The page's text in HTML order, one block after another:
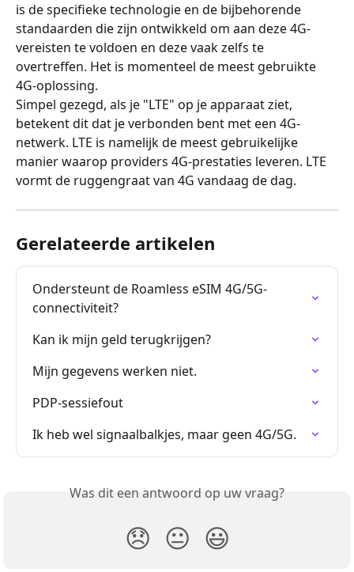
is de specifieke technologie en de bijbehorende
standaarden die zijn ontwikkeld om aan deze 4G-
vereisten te voldoen en deze vaak zelfs te
overtreffen. Het is momenteel de meest gebruikte
4G-oplossing.
Simpel gezegd, als je "LTE" op je apparaat ziet,
betekent dit dat je verbonden bent met een 4G-
netwerk. LTE is namelijk de meest gebruikelijke
manier waarop providers 4G-prestaties leveren. LTE
vormt de ruggengraat van 4G vandaag de dag.
Gerelateerde artikelen
Ondersteunt de Roamless eSIM 4G/5G-
connectiviteit?
Kan ik mijn geld terugkrijgen?
Mijn gegevens werken niet.
PDP-sessiefout
Ik heb wel signaalbalkjes, maar geen 4G/5G.
Was dit een antwoord op uw vraag?
😞 😐 😃